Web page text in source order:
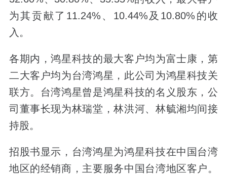
为其贡献了11.24%、10.44%及10.80%的收
入。
各期内，鸿星科技的最大客户均为富士康，第
二大客户均为台湾鸿星，此公司为鸿星科技关
联方。台湾鸿星曾是鸿星科技的名义股东，公
司董事长现为林瑞堂，林洪河、林毓湘均间接
持股。
招股书显示，台湾鸿星为鸿星科技在中国台湾
地区的经销商，主要服务中国台湾地区客户。